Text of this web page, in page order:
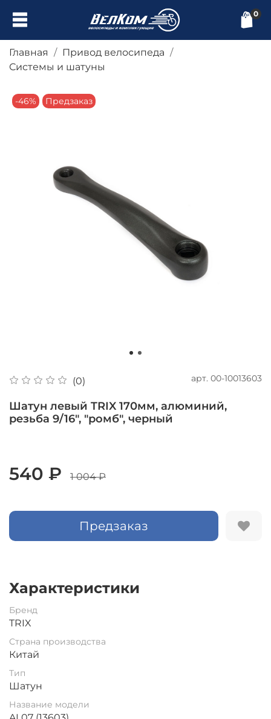
0
Главная
Привод велосипеда
Системы и шатуны
-46% Предзаказ
(0) арт. 00-10013603
Шатун левый TRIX 170мм, алюминий,
резьба 9/16", "ромб", черный
540 ₽ 1 004 ₽
Предзаказ
Характеристики
Бренд
TRIX
Страна производства
Китай
Тип
Шатун
Название модели